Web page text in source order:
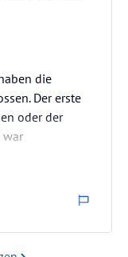
die
Der erste
oder der
war
gerne wieder.